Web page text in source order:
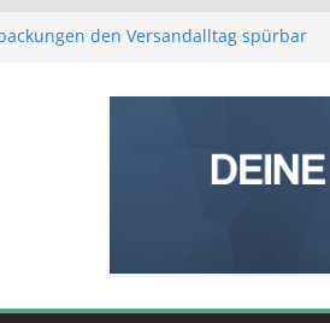
den Versandalltag spürbar
So entsteht aus Rohmaterial
über Erfolg entscheidet – was Sie über
wissen sollten